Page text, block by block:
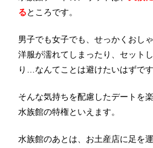
るところです。
男子でも女子でも、せっかくおし
洋服が濡れてしまったり、セット
り…なんてことは避けたいはずです
そんな気持ちを配慮したデートを
水族館の特権といえます。
水族館のあとは、お土産店に足を